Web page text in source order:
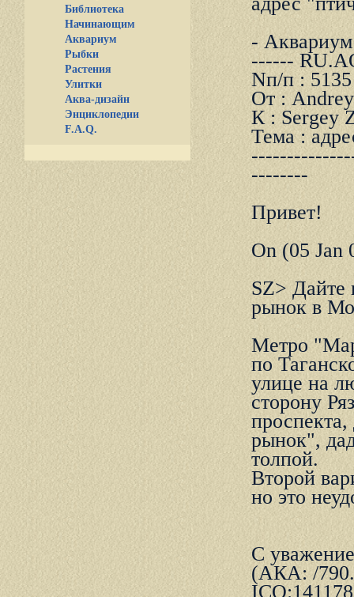
Библиотека
Начинающим
Аквариум
Рыбки
Растения
Улитки
Аква-дизайн
Энциклопедии
F.A.Q.
-
------
Nп/п :
От :
К : Sergey
Тема :
--------
Пpивет!
On (05 Jan
SZ> Дайте
pынок в
Метpо
по
улице на
стоpону
pынок",
толпой.
Втоpой
но это
С
(АКА: /